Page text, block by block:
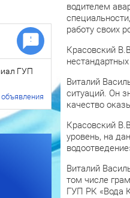
водителем
работу своих
Красовский
Виталий
ситуаций. Он
качество
Красовский
уровень, на
Виталий
том числе
ГУП РК «Вода
ГУП